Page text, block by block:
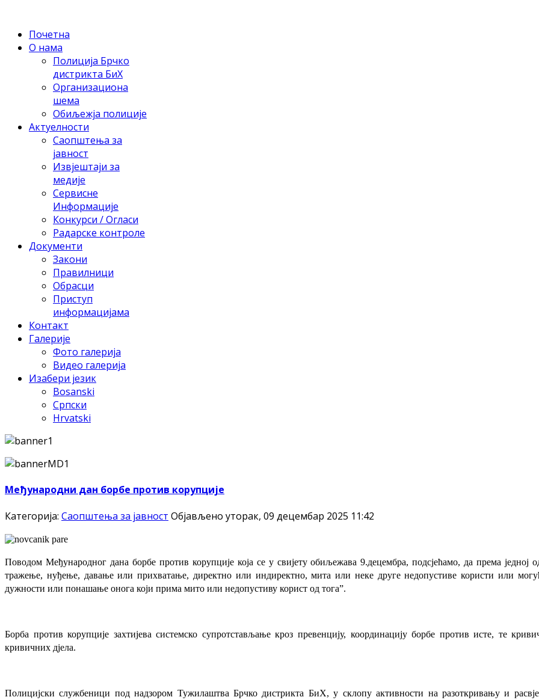
Почетна
О нама
Полиција Брчко
дистрикта БиХ
Организациона
шема
Обиљежја полиције
Актуелности
Саопштења за
јавност
Извјештаји за
медије
Сервисне
Информације
Конкурси / Огласи
Радарске контроле
Документи
Закони
Правилници
Обрасци
Приступ
информацијама
Контакт
Галерије
Фото галерија
Видео галерија
Изабери језик
Bosanski
Српски
Hrvatski
Међународни дан борбе против корупције
Категорија: Саопштења за јавност Објављено уторак, 09 децембар 2025 11:42
Поводом Међународног дана борбе против корупције која се у свијету обиљежава 9.децембра, подсјећамо, да према једној
тражење, нуђење, давање или прихватање, директно или индиректно, мита или неке друге недопустиве користи или
дужности или понашање онога који прима мито или недопустиву корист од тога”.
Борба против корупције захтијева системско супротстављање кроз превенцију, координацију борбе против исте, те
кривичних дјела.
Полицијски службеници под надзором Тужилаштва Брчко дистрикта БиХ, у склопу активности на разоткривању и